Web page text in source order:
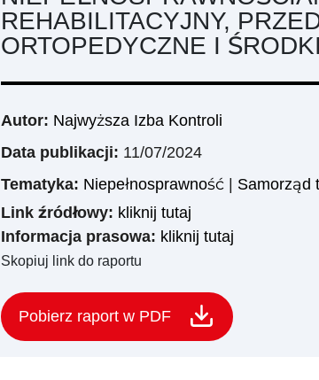
REHABILITACYJNY,
ORTOPEDYCZNE I
Autor: Najwyższa Izba Kontroli
Data publikacji: 11/07/2024
Tematyka: Niepełnosprawność| Samorząd
Link źródłowy: kliknij tutaj
Informacja prasowa: kliknij tutaj
Skopiuj link do raportu
Pobierz raport w PDF